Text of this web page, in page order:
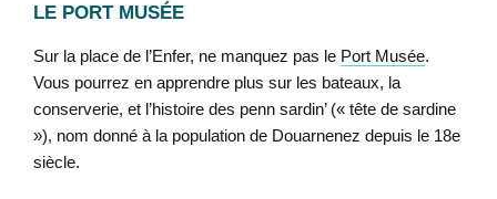
LE PORT MUSÉE
Sur la place de l’Enfer, ne manquez pas le Port Musée.
Vous pourrez en apprendre plus sur les bateaux, la
conserverie, et l’histoire des penn sardin’ (« tête de sardine
»), nom donné à la population de Douarnenez depuis le 18e
siècle.